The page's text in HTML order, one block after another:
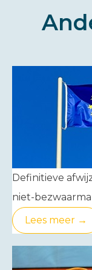
Definitieve
niet-
Lees meer →